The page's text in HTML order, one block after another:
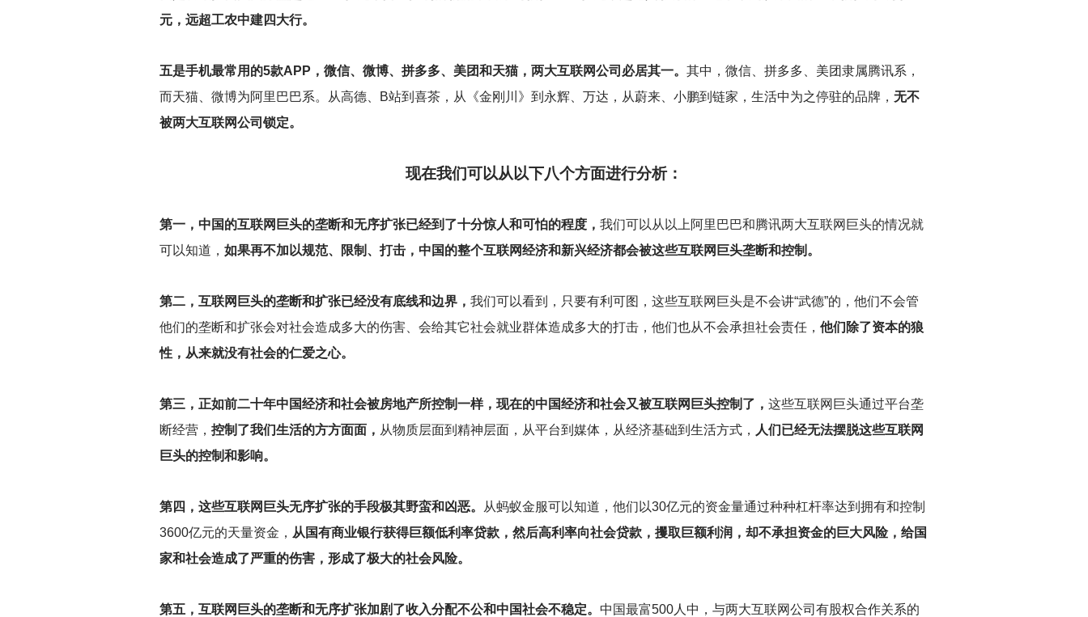
元，远超工农中建四大行。
五是手机最常用的5款APP，微信、微博、拼多多、美团和天猫，两大互联网公司必居其一。 其中，微信、拼多多、美团隶属腾讯系，
而天猫、微博为阿里巴巴系。从高德、B站到喜茶，从《金刚川》到永辉、万达，从蔚来、小鹏到链家，生活中为之停驻的品牌， 无不
被两大互联网公司锁定。
现在我们可以从以下八个方面进行分析：
第一，中国的互联网巨头的垄断和无序扩张已经到了十分惊人和可怕的程度， 我们可以从以上阿里巴巴和腾讯两大互联网巨头的情况就
可以知道， 如果再不加以规范、限制、打击，中国的整个互联网经济和新兴经济都会被这些互联网巨头垄断和控制。
第二，互联网巨头的垄断和扩张已经没有底线和边界， 我们可以看到，只要有利可图，这些互联网巨头是不会讲“武德”的，他们不会管
他们的垄断和扩张会对社会造成多大的伤害、会给其它社会就业群体造成多大的打击，他们也从不会承担社会责任， 他们除了资本的狼
性，从来就没有社会的仁爱之心。
第三，正如前二十年中国经济和社会被房地产所控制一样，现在的中国经济和社会又被互联网巨头控制了， 这些互联网巨头通过平台垄
断经营， 控制了我们生活的方方面面， 从物质层面到精神层面，从平台到媒体，从经济基础到生活方式， 人们已经无法摆脱这些互联网
巨头的控制和影响。
第四，这些互联网巨头无序扩张的手段极其野蛮和凶恶。
从蚂蚁金服可以知道，他们以30亿元的资金量通过种种杠杆率达到拥有和控制
3600亿元的天量资金， 从国有商业银行获得巨额低利率贷款，然后高利率向社会贷款，攫取巨额利润，却不承担资金的巨大风险，给国
家和社会造成了严重的伤害，形成了极大的社会风险。
第五，互联网巨头的垄断和无序扩张加剧了收入分配不公和中国社会不稳定。 中国最富500人中，与两大互联网公司有股权合作关系的